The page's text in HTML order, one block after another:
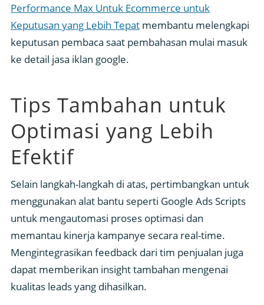
Performance Max Untuk Ecommerce untuk
Keputusan yang Lebih Tepat membantu melengkapi
keputusan pembaca saat pembahasan mulai masuk
ke detail jasa iklan google.
Tips Tambahan untuk
Optimasi yang Lebih
Efektif
Selain langkah-langkah di atas, pertimbangkan untuk
menggunakan alat bantu seperti Google Ads Scripts
untuk mengautomasi proses optimasi dan
memantau kinerja kampanye secara real-time.
Mengintegrasikan feedback dari tim penjualan juga
dapat memberikan insight tambahan mengenai
kualitas leads yang dihasilkan.